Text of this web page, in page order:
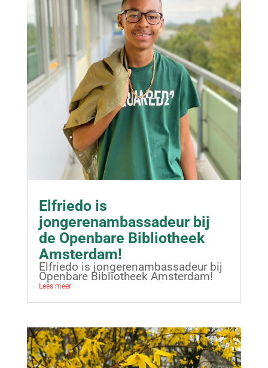
Elfriedo is
jongerenambassadeur bij
de Openbare Bibliotheek
Amsterdam!
Elfriedo is jongerenambassadeur bij
Openbare Bibliotheek Amsterdam!
Lees meer